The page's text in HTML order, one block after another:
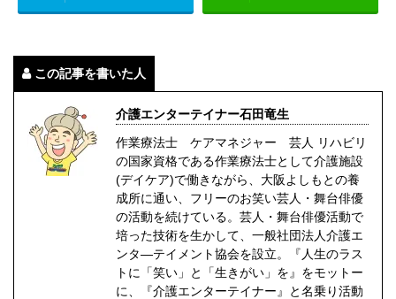
この記事を書いた人
介護エンターテイナー石田竜生
作業療法士 ケアマネジャー 芸人 リハビリ
の国家資格である作業療法士として介護施設
(デイケア)で働きながら、大阪よしもとの養
成所に通い、フリーのお笑い芸人・舞台俳優
の活動を続けている。芸人・舞台俳優活動で
培った技術を生かして、一般社団法人介護エ
ンタ―テイメント協会を設立。『人生のラス
トに「笑い」と「生きがい」を』をモットー
に、『介護エンターテイナー』と名乗り活動